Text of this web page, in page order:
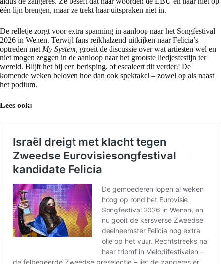
één lijn brengen, maar ze trekt haar uitspraken niet in.
De relletje zorgt voor extra spanning in aanloop naar het Songfestival
2026 in Wenen. Terwijl fans reikhalzend uitkijken naar Felicia’s
optreden met My System, groeit de discussie over wat artiesten wel en
niet mogen zeggen in de aanloop naar het grootste liedjesfestijn ter
wereld. Blijft het bij een berisping, of escaleert dit verder? De
komende weken beloven hoe dan ook spektakel – zowel op als naast
het podium.
Lees ook: